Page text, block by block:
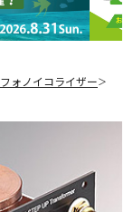
フォノイコライザー＞